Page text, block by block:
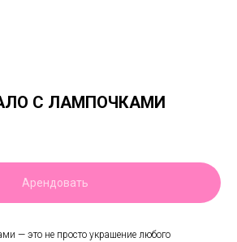
С ЛАМПОЧКАМИ
Арендовать
— это не просто украшение любого